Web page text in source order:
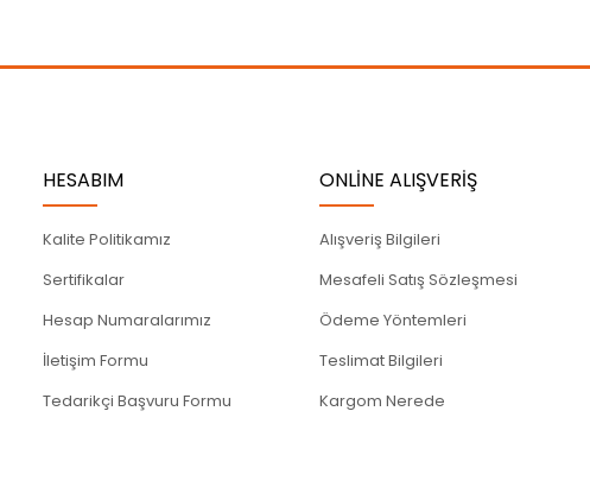
Gönder
HESABIM
Kalite Politikamız
Sertifikalar
Hesap Numaralarımız
İletişim Formu
Tedarikçi Başvuru Formu
ONLİNE ALIŞVERİŞ
Alışveriş Bilgileri
Mesafeli Satış Sözleşmesi
Ödeme Yöntemleri
Teslimat Bilgileri
Kargom Nerede